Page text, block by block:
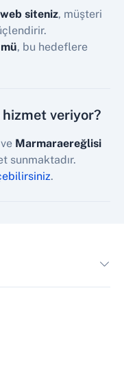
web siteniz, müşteri
, bu hedeflere
hizmet veriyor?
ve Marmaraereğlisi
sunmaktadır.
.